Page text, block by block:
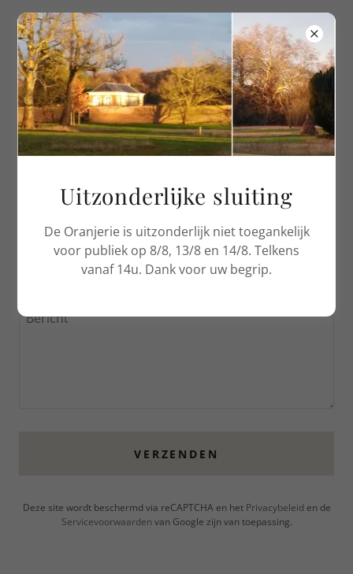
natuurlijk-vordenstein
CONTACT
Stuur ons een bericht.
Naam
E-mail*
VERZENDEN
Deze site wordt beschermd via reCAPTCHA en het Privacybeleid en de
Servicevoorwaarden van Google zijn van toepassing.
Uitzonderlijke sluiting
De Oranjerie is uitzonderlijk niet toegankelijk
voor publiek op 8/8, 13/8 en 14/8. Telkens
vanaf 14u. Dank voor uw begrip.